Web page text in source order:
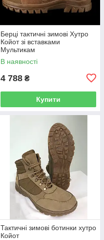
Берці тактичні зимові Хутро
Койот зі вставками
Мультикам
В наявності
4 788 ₴
Купити
Тактичні зимові ботинки хутро
Койот